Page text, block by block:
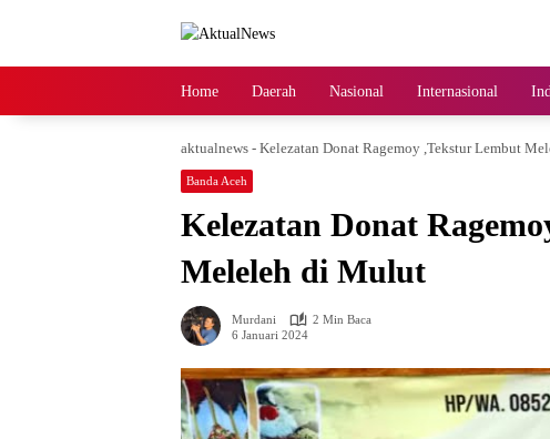
Home Daerah Nasional Internasional
aktualnews - Kelezatan Donat Ragemoy ,Tekstur Lembut
Banda Aceh
Kelezatan Donat
Meleleh di Mulut
Murdani
2 Min Baca
6 Januari 2024